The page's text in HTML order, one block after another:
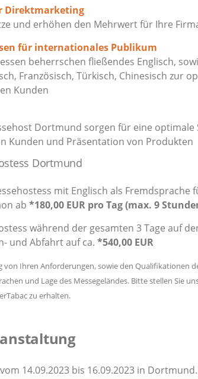
Direktmarketing
und erhöhen den Mehrwert für Ihre
für internationales Publikum
beherrschen fließendes Englisch,
Französisch, Türkisch, Chinesisch zur
Kunden
Dortmund sorgen für eine
Kunden und Präsentation von Produkten
Dortmund
mit Englisch als Fremdsprache
ab *180,00 EUR pro Tag (max. 9
während der gesamten 3 Tage auf
und Abfahrt auf ca. *540,00 EUR
von Ihren Anforderungen, sowie den Qualifikationen
und Lage des Messegeländes. Bitte stellen Sie
zu erhalten.
14.09.2023 bis 16.09.2023 in Dortmund.